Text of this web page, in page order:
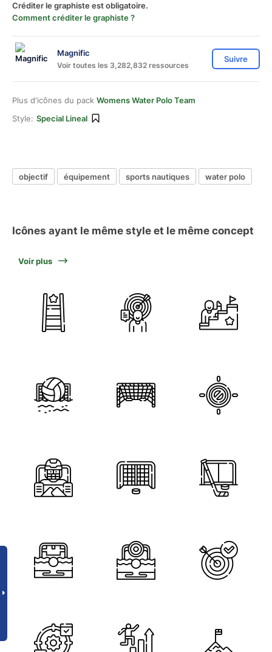
Créditer le graphiste est obligatoire.
Comment créditer le graphiste ?
Magnific
Voir toutes les 3,282,832 ressources
Suivre
Plus d'icônes du pack Womens Water Polo Team
Style: Special Lineal
objectif équipement sports nautiques water polo
Icônes ayant le même style et le même concept
Voir plus